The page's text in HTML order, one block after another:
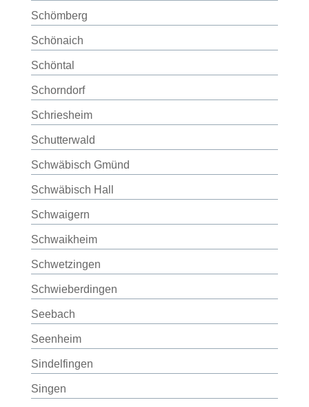
Schömberg
Schönaich
Schöntal
Schorndorf
Schriesheim
Schutterwald
Schwäbisch Gmünd
Schwäbisch Hall
Schwaigern
Schwaikheim
Schwetzingen
Schwieberdingen
Seebach
Seenheim
Sindelfingen
Singen